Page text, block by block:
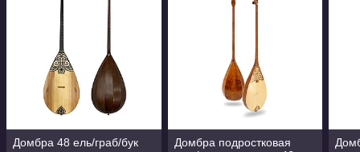
Домбра 48 ель/граб/бук
Домбра подростковая